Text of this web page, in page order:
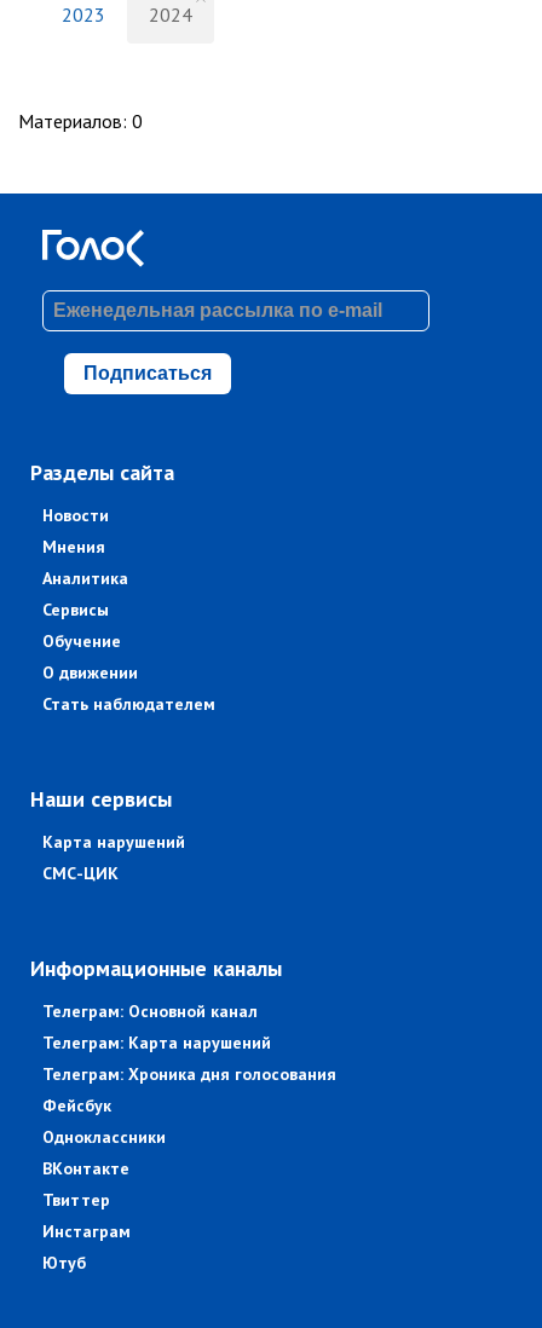
2023 2024
Материалов: 0
Подписаться
Разделы сайта
Новости
Мнения
Аналитика
Сервисы
Обучение
О движении
Стать наблюдателем
Наши сервисы
Карта нарушений
СМС-ЦИК
Информационные каналы
Телеграм: Основной канал
Телеграм: Карта нарушений
Телеграм: Хроника дня голосования
Фейсбук
Одноклассники
ВКонтакте
Твиттер
Инстаграм
Ютуб